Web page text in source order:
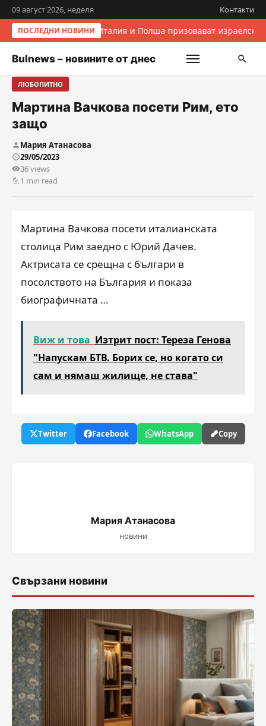
09 август 2026, неделя Контакти
ПОСЛЕДНИ НОВИНИ Италия и Полша призовават
Bulnews – новините от днес
ЛЮБОПИТНО
Мартина Вачкова посети Рим, ето
защо
Мария Атанасова
29/05/2023
36 views
1 min read
Мартина Вачкова посети италианската
столица Рим заедно с Юрий Дачев.
Актрисата се срещна с българи в
посолството на България и показа
биографичната …
Виж и това Изтрит пост: Тереза Генова
"Напускам БТВ. Борих се, но когато си
сам и нямаш жилище, не става"
Twitter Facebook WhatsApp Copy
Мария Атанасова
новини
Свързани новини